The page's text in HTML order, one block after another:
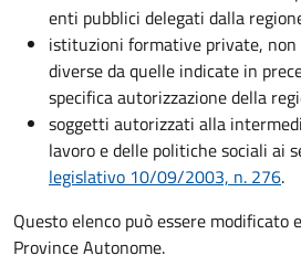
enti pubblici delegati dalla
istituzioni formative private, non
diverse da quelle indicate in
specifica autorizzazione della
soggetti autorizzati alla
lavoro e delle politiche sociali ai
legislativo 10/09/2003, n. 276.
Questo elenco può essere modificato
Province Autonome.